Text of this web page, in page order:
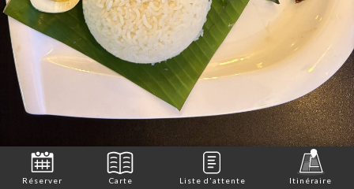
Réserver Carte Liste d'attente Itinéraire